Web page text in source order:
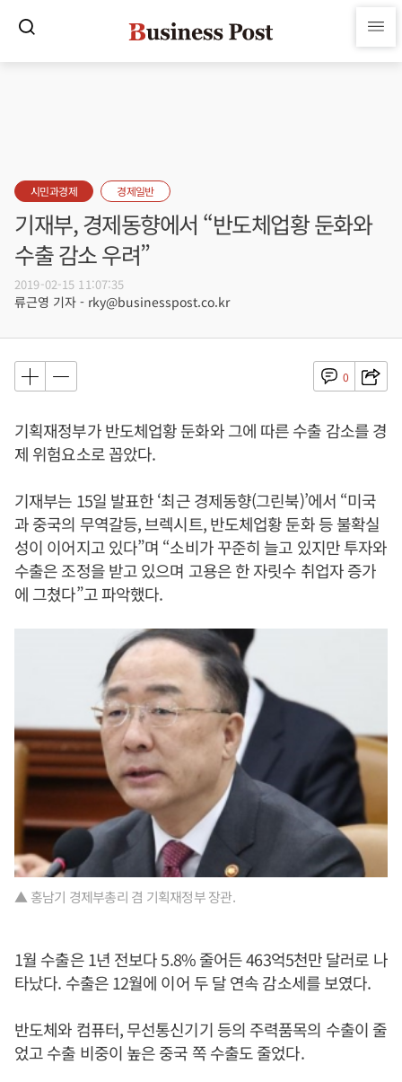
시민과경제 경제일반
기재부, 경제동향에서 “반도체업황 둔화와
수출 감소 우려”
2019-02-15 11:07:35
류근영 기자 - rky@businesspost.co.kr
0
기획재정부가 반도체업황 둔화와 그에 따른 수출 감소를 경
제 위험요소로 꼽았다.
기재부는 15일 발표한 ‘최근 경제동향(그린북)’에서 “미국
과 중국의 무역갈등, 브렉시트, 반도체업황 둔화 등 불확실
성이 이어지고 있다”며 “소비가 꾸준히 늘고 있지만 투자와
수출은 조정을 받고 있으며 고용은 한 자릿수 취업자 증가
에 그쳤다”고 파악했다.
▲ 홍남기 경제부총리 겸 기획재정부 장관.
1월 수출은 1년 전보다 5.8% 줄어든 463억5천만 달러로 나
타났다. 수출은 12월에 이어 두 달 연속 감소세를 보였다.
반도체와 컴퓨터, 무선통신기기 등의 주력품목의 수출이 줄
었고 수출 비중이 높은 중국 쪽 수출도 줄었다.